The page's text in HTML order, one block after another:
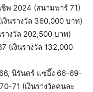
พ 2024 (สนามพาร์ 71)
นรางวัล 360,000 บาท)
างวัล 202,500 บาท)
เงินรางวัล 132,000
นิรันดร์ แซ่อึ้ง 66-69-
71 (เงินรางวัลคนละ